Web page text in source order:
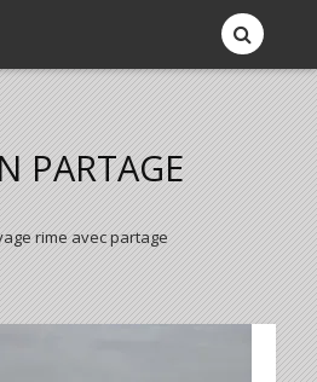
PARTAGE
rime avec partage